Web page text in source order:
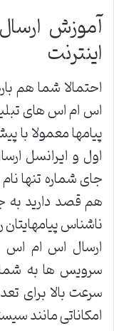
اینترنت
احتمالا شما هم
اس ام اس های
پیامها معمولا با
اول و ایرانسل
جای شماره تنها
ناشناس
ارسال اس ام اس
سرویس ها به
سرعت بالا برای
امکاناتی مانند